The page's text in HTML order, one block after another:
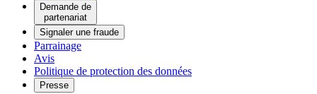
Demande de
partenariat
Signaler une fraude
Parrainage
Avis
Politique de protection des données
Presse